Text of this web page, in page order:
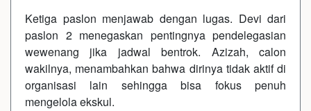
Ketiga paslon menjawab dengan lugas. Devi dari
paslon 2 menegaskan pentingnya pendelegasian
wewenang jika jadwal bentrok. Azizah, calon
wakilnya, menambahkan bahwa dirinya tidak aktif di
organisasi lain sehingga bisa fokus penuh
mengelola ekskul.